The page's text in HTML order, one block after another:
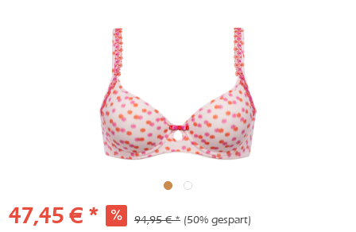
47,45 € * 94,95 € * (50% gespart)